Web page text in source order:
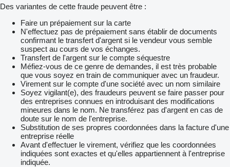
Des variantes de cette fraude peuvent être :
Faire un prépaiement sur la carte
N'effectuez pas de prépaiement sans établir de documents
confirmant le transfert d'argent si le vendeur vous semble
suspect au cours de vos échanges.
Transfert de l'argent sur le compte séquestre
Méfiez-vous de ce genre de demandes, il est très probable
que vous soyez en train de communiquer avec un fraudeur.
Virement sur le compte d'une société avec un nom similaire
Soyez vigilant(e), des fraudeurs peuvent se faire passer pour
des entreprises connues en introduisant des modifications
mineures dans le nom. Ne transférez pas d'argent en cas de
doute sur le nom de l'entreprise.
Substitution de ses propres coordonnées dans la facture d'une
entreprise réelle
Avant d'effectuer le virement, vérifiez que les coordonnées
indiquées sont exactes et qu'elles appartiennent à l'entreprise
indiquée.